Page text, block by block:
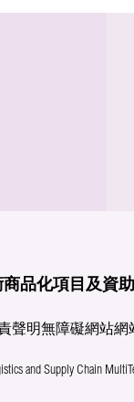
商品化項目及資
聲明無障礙網站網
and Supply Chain